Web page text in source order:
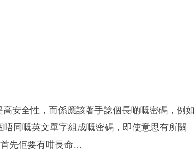
安全性，而係應該著手諗個長啲嘅密碼，例如
同嘅英文單字組成嘅密碼，即使意思有所關
先佢要有咁長命…